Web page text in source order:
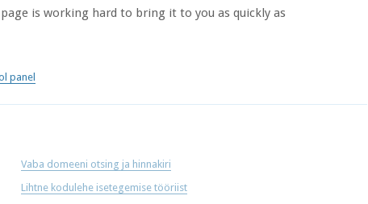
is working hard to bring it to you as quickly as
panel
Vaba domeeni otsing ja hinnakiri
Lihtne kodulehe isetegemise tööriist